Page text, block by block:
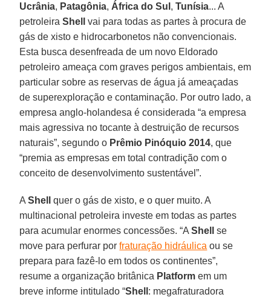
Ucrânia, Patagônia, África do Sul ,Tunísia... A
petroleiraShell
vai para todas as partes à procura de
gás de xisto e hidrocarbonetos não convencionais.
Esta busca desenfreada de um novo Eldorado
petroleiro ameaça com graves perigos ambientais, em
particular sobre as reservas de água já ameaçadas
de superexploração e contaminação. Por outro lado, a
empresa anglo-holandesa é considerada “a empresa
mais agressiva no tocante à destruição de recursos
naturais”, segundo o Prêmio Pinóquio 2014, que
“premia as empresas em total contradição com o
conceito de desenvolvimento sustentável”.
AShell
quer o gás de xisto, e o quer muito. A
multinacional petroleira investe em todas as partes
para acumular enormes concessões. “AShell
se
move para perfurar porfraturação hidráulica ou se
prepara para fazê-lo em todos os continentes”,
resume a organização britânica Platform em um
breve informe intitulado “Shell : megafraturadora